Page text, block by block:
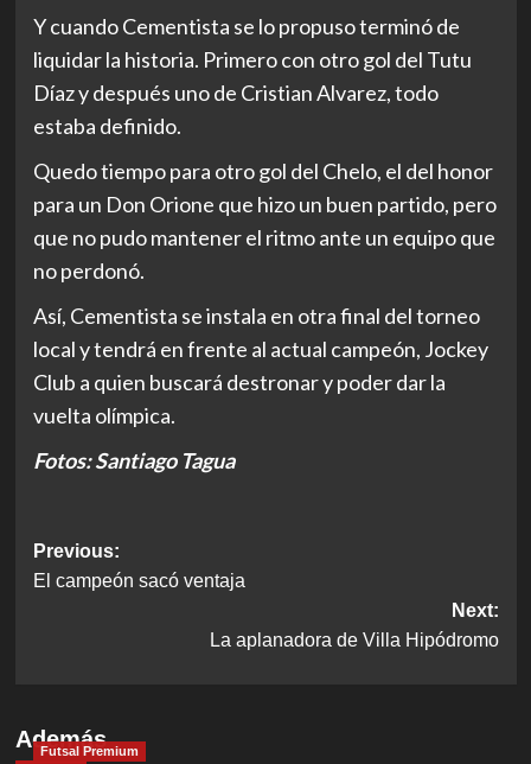
Y cuando Cementista se lo propuso terminó de
liquidar la historia. Primero con otro gol del Tutu
Díaz y después uno de Cristian Alvarez, todo
estaba definido.
Quedo tiempo para otro gol del Chelo, el del honor
para un Don Orione que hizo un buen partido, pero
que no pudo mantener el ritmo ante un equipo que
no perdonó.
Así, Cementista se instala en otra final del torneo
local y tendrá en frente al actual campeón, Jockey
Club a quien buscará destronar y poder dar la
vuelta olímpica.
Fotos: Santiago Tagua
Post
navigation
Previous:
El campeón sacó ventaja
Next:
La aplanadora de Villa Hipódromo
Además
Futsal Premium